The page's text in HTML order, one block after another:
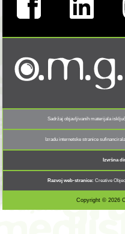
Sadržaj objavljivanih materijala
Izradu internetske stranice
Izvršna
Razvoj web-stranice: Creative
Copyright © 2026